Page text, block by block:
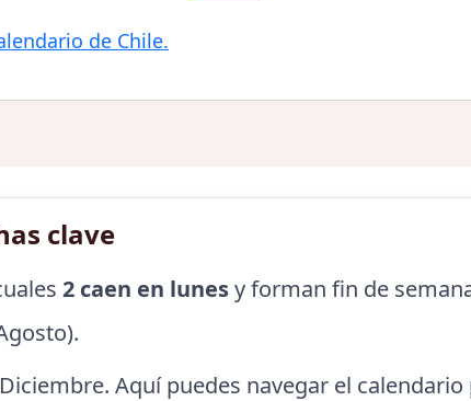
de Chile.
clave
2 caen en lunesy forman fin de
Aquí puedes navegar el calendario